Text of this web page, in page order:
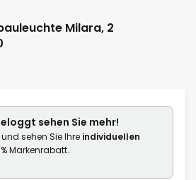
Milara, 2
sehen Sie mehr!
sehen Sie Ihre individuellen
Markenrabatt.